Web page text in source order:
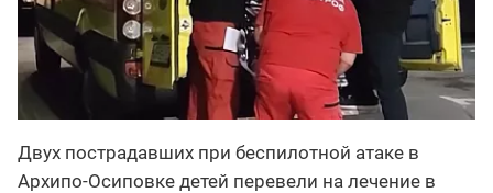
Двух пострадавших при беспилотной атаке в
Архипо-Осиповке детей перевели на лечение в